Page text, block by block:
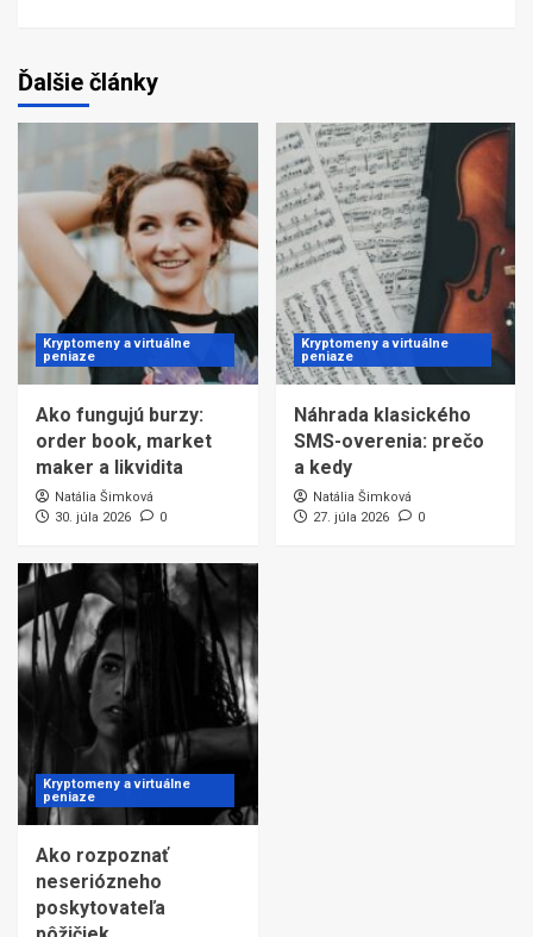
Ďalšie články
Kryptomeny a virtuálne
peniaze
Ako fungujú burzy:
order book, market
maker a likvidita
Natália Šimková
30. júla 2026
0
Kryptomeny a virtuálne
peniaze
Náhrada klasického
SMS-overenia: prečo
a kedy
Natália Šimková
27. júla 2026
0
Kryptomeny a virtuálne
peniaze
Ako rozpoznať
neseriózneho
poskytovateľa